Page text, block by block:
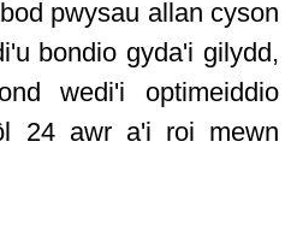
pwysau allan cyson
bondio gyda'i gilydd,
wedi'i optimeiddio
24 awr a'i roi mewn